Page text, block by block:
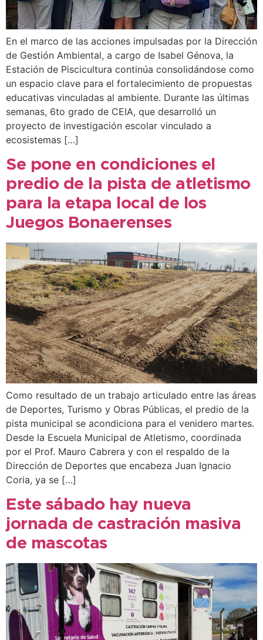
En el marco de las acciones impulsadas por la Dirección
de Gestión Ambiental, a cargo de Isabel Génova, la
Estación de Piscicultura continúa consolidándose como
un espacio clave para el fortalecimiento de propuestas
educativas vinculadas al ambiente. Durante las últimas
semanas, 6to grado de CEIA, que desarrolló un
proyecto de investigación escolar vinculado a
ecosistemas […]
Se pone en condiciones el
predio de la pista de atletismo
para la etapa local de los
Juegos Bonaerenses
Como resultado de un trabajo articulado entre las áreas
de Deportes, Turismo y Obras Públicas, el predio de la
pista municipal se acondiciona para el venidero martes.
Desde la Escuela Municipal de Atletismo, coordinada
por el Prof. Mauro Cabrera y con el respaldo de la
Dirección de Deportes que encabeza Juan Ignacio
Coria, ya se […]
Este sábado hay nueva
jornada de castración masiva
de mascotas